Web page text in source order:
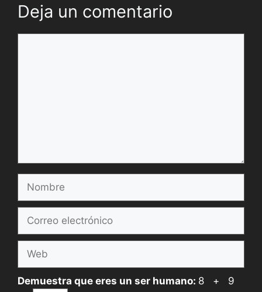
Deja un comentario
electrónico
Demuestra que eres un ser humano: 8 + 9